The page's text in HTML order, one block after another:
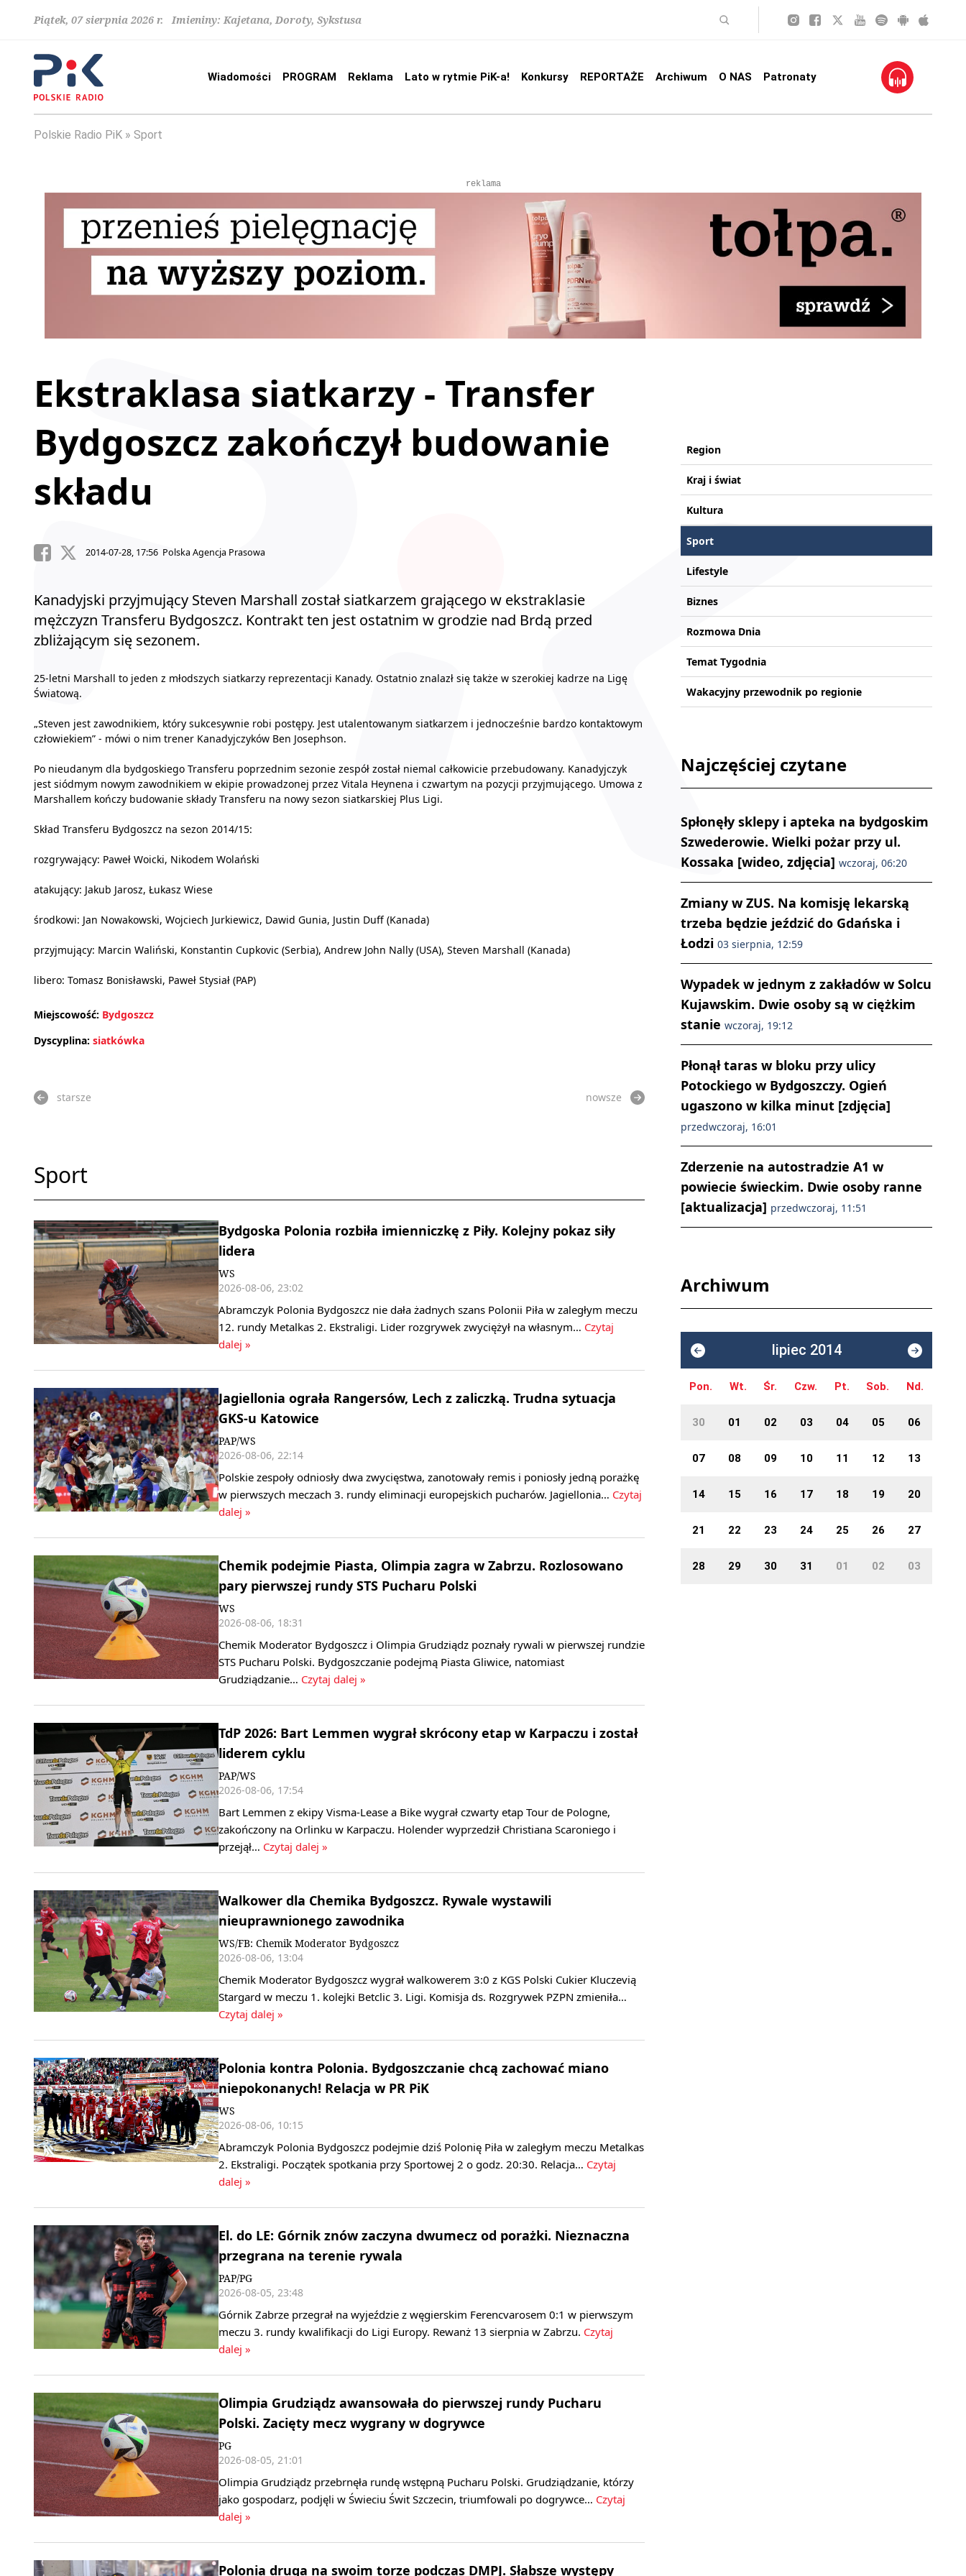
Piątek, 07 sierpnia 2026 r. Imieniny: Kajetana, Doroty, Sykstusa
Wiadomości PROGRAM Reklama Lato w rytmie PiK-a! Konkursy REPORTAŻE Archiwum O NAS Patronaty
Polskie Radio PiK Sport
reklama
Ekstraklasa siatkarzy - Transfer
Bydgoszcz zakończył budowanie
składu
2014-07-28, 17:56 Polska Agencja Prasowa
Kanadyjski przyjmujący Steven Marshall został siatkarzem grającego w ekstraklasie
mężczyzn Transferu Bydgoszcz. Kontrakt ten jest ostatnim w grodzie nad Brdą przed
zbliżającym się sezonem.
25-letni Marshall to jeden z młodszych siatkarzy reprezentacji Kanady. Ostatnio znalazł się także w szerokiej kadrze na Ligę
Światową.
„Steven jest zawodnikiem, który sukcesywnie robi postępy. Jest utalentowanym siatkarzem i jednocześnie bardzo kontaktowym
człowiekiem” - mówi o nim trener Kanadyjczyków Ben Josephson.
Po nieudanym dla bydgoskiego Transferu poprzednim sezonie zespół został niemal całkowicie przebudowany. Kanadyjczyk
jest siódmym nowym zawodnikiem w ekipie prowadzonej przez Vitala Heynena i czwartym na pozycji przyjmującego. Umowa z
Marshallem kończy budowanie składy Transferu na nowy sezon siatkarskiej Plus Ligi.
Skład Transferu Bydgoszcz na sezon 2014/15:
rozgrywający: Paweł Woicki, Nikodem Wolański
atakujący: Jakub Jarosz, Łukasz Wiese
środkowi: Jan Nowakowski, Wojciech Jurkiewicz, Dawid Gunia, Justin Duff (Kanada)
przyjmujący: Marcin Waliński, Konstantin Cupkovic (Serbia), Andrew John Nally (USA), Steven Marshall (Kanada)
libero: Tomasz Bonisławski, Paweł Stysiał (PAP)
Miejscowość: Bydgoszcz
Dyscyplina: siatkówka
starsze nowsze
Sport
Bydgoska Polonia rozbiła imienniczkę z Piły. Kolejny pokaz siły
lidera
WS
2026-08-06, 23:02
Abramczyk Polonia Bydgoszcz nie dała żadnych szans Polonii Piła w zaległym meczu
12. rundy Metalkas 2. Ekstraligi. Lider rozgrywek zwyciężył na własnym… Czytaj
dalej »
Jagiellonia ograła Rangersów, Lech z zaliczką. Trudna sytuacja
GKS-u Katowice
PAP/WS
2026-08-06, 22:14
Polskie zespoły odniosły dwa zwycięstwa, zanotowały remis i poniosły jedną porażkę
w pierwszych meczach 3. rundy eliminacji europejskich pucharów. Jagiellonia… Czytaj
dalej »
Chemik podejmie Piasta, Olimpia zagra w Zabrzu. Rozlosowano
pary pierwszej rundy STS Pucharu Polski
WS
2026-08-06, 18:31
Chemik Moderator Bydgoszcz i Olimpia Grudziądz poznały rywali w pierwszej rundzie
STS Pucharu Polski. Bydgoszczanie podejmą Piasta Gliwice, natomiast
Grudziądzanie… Czytaj dalej »
TdP 2026: Bart Lemmen wygrał skrócony etap w Karpaczu i został
liderem cyklu
PAP/WS
2026-08-06, 17:54
Bart Lemmen z ekipy Visma-Lease a Bike wygrał czwarty etap Tour de Pologne,
zakończony na Orlinku w Karpaczu. Holender wyprzedził Christiana Scaroniego i
przejął… Czytaj dalej »
Walkower dla Chemika Bydgoszcz. Rywale wystawili
nieuprawnionego zawodnika
WS/FB: Chemik Moderator Bydgoszcz
2026-08-06, 13:04
Chemik Moderator Bydgoszcz wygrał walkowerem 3:0 z KGS Polski Cukier Kluczevią
Stargard w meczu 1. kolejki Betclic 3. Ligi. Komisja ds. Rozgrywek PZPN zmieniła…
Czytaj dalej »
Polonia kontra Polonia. Bydgoszczanie chcą zachować miano
niepokonanych! Relacja w PR PiK
WS
2026-08-06, 10:15
Abramczyk Polonia Bydgoszcz podejmie dziś Polonię Piła w zaległym meczu Metalkas
2. Ekstraligi. Początek spotkania przy Sportowej 2 o godz. 20:30. Relacja… Czytaj
dalej »
El. do LE: Górnik znów zaczyna dwumecz od porażki. Nieznaczna
przegrana na terenie rywala
PAP/PG
2026-08-05, 23:48
Górnik Zabrze przegrał na wyjeździe z węgierskim Ferencvarosem 0:1 w pierwszym
meczu 3. rundy kwalifikacji do Ligi Europy. Rewanż 13 sierpnia w Zabrzu. Czytaj
dalej »
Olimpia Grudziądz awansowała do pierwszej rundy Pucharu
Polski. Zacięty mecz wygrany w dogrywce
PG
2026-08-05, 21:01
Olimpia Grudziądz przebrnęła rundę wstępną Pucharu Polski. Grudziądzanie, którzy
jako gospodarz, podjęli w Świeciu Świt Szczecin, triumfowali po dogrywce… Czytaj
dalej »
Polonia druga na swoim torze podczas DMPJ. Słabsze występy
Region
Kraj i świat
Kultura
Sport
Lifestyle
Biznes
Rozmowa Dnia
Temat Tygodnia
Wakacyjny przewodnik po regionie
Najczęściej czytane
Spłonęły sklepy i apteka na bydgoskim
Szwederowie. Wielki pożar przy ul.
Kossaka [wideo, zdjęcia] wczoraj, 06:20
Zmiany w ZUS. Na komisję lekarską
trzeba będzie jeździć do Gdańska i
Łodzi 03 sierpnia, 12:59
Wypadek w jednym z zakładów w Solcu
Kujawskim. Dwie osoby są w ciężkim
stanie wczoraj, 19:12
Płonął taras w bloku przy ulicy
Potockiego w Bydgoszczy. Ogień
ugaszono w kilka minut [zdjęcia]
przedwczoraj, 16:01
Zderzenie na autostradzie A1 w
powiecie świeckim. Dwie osoby ranne
[aktualizacja] przedwczoraj, 11:51
Archiwum
lipiec 2014
Pon. Wt. Śr. Czw. Pt. Sob. Nd.
30 01 02 03 04 05 06
07 08 09 10 11 12 13
14 15 16 17 18 19 20
21 22 23 24 25 26 27
28 29 30 31 01 02 03